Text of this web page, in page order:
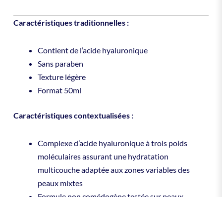
Caractéristiques traditionnelles :
Contient de l’acide hyaluronique
Sans paraben
Texture légère
Format 50ml
Caractéristiques contextualisées :
Complexe d’acide hyaluronique à trois poids
moléculaires assurant une hydratation
multicouche adaptée aux zones variables des
peaux mixtes